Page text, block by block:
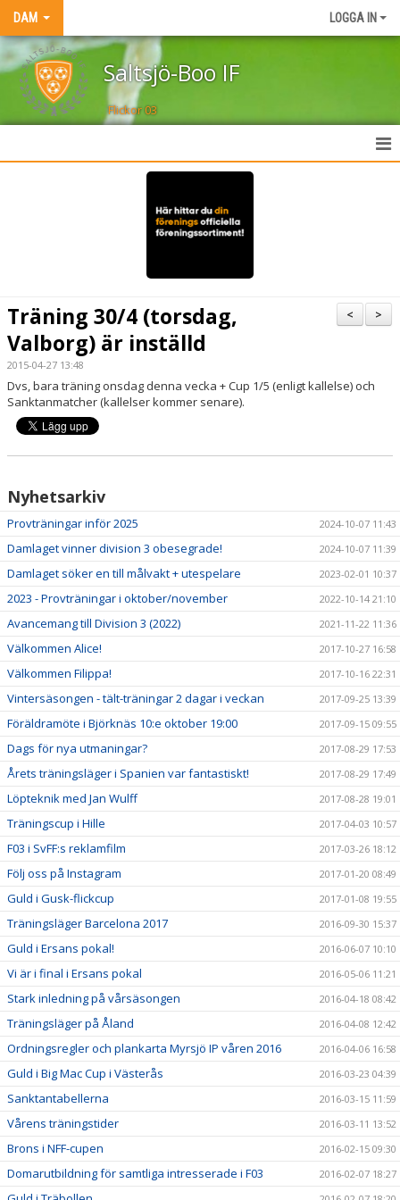
DAM LOGGA IN
Saltsjö-Boo IF
Flickor 03
MATCHER
AKTIVITETER
SPELARINFORMATION
INFORMATION TILL MYNDIGA ELLER FÖRÄLDRAR
KONTAKT
BILDGALLERI
DOKUMENT
>
<
Träning 30/4 (torsdag,
Valborg) är inställd
2015-04-27 13:48
Dvs, bara träning onsdag denna vecka + Cup 1/5 (enligt kallelse) och
Sanktanmatcher (kallelser kommer senare).
Nyhetsarkiv
Provträningar inför 2025 2024-10-07 11:43
Damlaget vinner division 3 obesegrade! 2024-10-07 11:39
Damlaget söker en till målvakt + utespelare 2023-02-01 10:37
2023 - Provträningar i oktober/november 2022-10-14 21:10
Avancemang till Division 3 (2022) 2021-11-22 11:36
Välkommen Alice! 2017-10-27 16:58
Välkommen Filippa! 2017-10-16 22:31
Vintersäsongen - tält-träningar 2 dagar i veckan 2017-09-25 13:39
Föräldramöte i Björknäs 10:e oktober 19:00 2017-09-15 09:55
Dags för nya utmaningar? 2017-08-29 17:53
Årets träningsläger i Spanien var fantastiskt! 2017-08-29 17:49
Löpteknik med Jan Wulff 2017-08-28 19:01
Träningscup i Hille 2017-04-03 10:57
F03 i SvFF:s reklamfilm 2017-03-26 18:12
Följ oss på Instagram 2017-01-20 08:49
Guld i Gusk-flickcup 2017-01-08 19:55
Träningsläger Barcelona 2017 2016-09-30 15:37
Guld i Ersans pokal! 2016-06-07 10:10
Vi är i final i Ersans pokal 2016-05-06 11:21
Stark inledning på vårsäsongen 2016-04-18 08:42
Träningsläger på Åland 2016-04-08 12:42
Ordningsregler och plankarta Myrsjö IP våren 2016 2016-04-06 16:58
Guld i Big Mac Cup i Västerås 2016-03-23 04:39
Sanktantabellerna 2016-03-15 11:59
Vårens träningstider 2016-03-11 13:52
Brons i NFF-cupen 2016-02-15 09:30
Domarutbildning för samtliga intresserade i F03 2016-02-07 18:27